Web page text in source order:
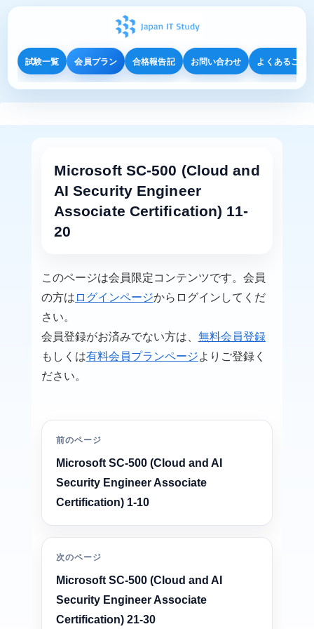
試験一覧 会員プラン 合格報告記 お問い合わせ よくあるご質
Microsoft SC-500 (Cloud and
AI Security Engineer
Associate Certification) 11-
20
このページは会員限定コンテンツです。会員
の方は ログインページからログインしてくだ
さい。
会員登録がお済みでない方は、 無料会員登録
もしくは有料会員プランページよりご登録く
ださい。
前のページ
Microsoft SC-500 (Cloud and AI
Security Engineer Associate
Certification) 1-10
次のページ
Microsoft SC-500 (Cloud and AI
Security Engineer Associate
Certification) 21-30